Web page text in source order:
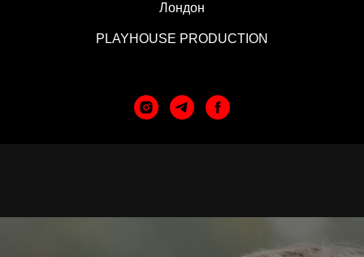
Лондон
PLAYHOUSE PRODUCTION